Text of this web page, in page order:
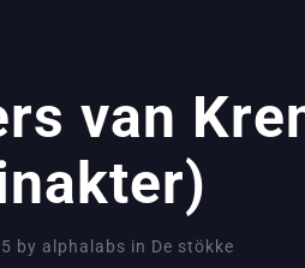
van
by alphalabs in De stökke